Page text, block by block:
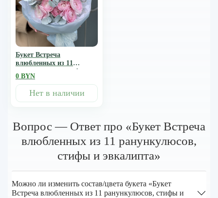
Букет Встреча
влюбленных из 11
ранункулюсов, стифы и
эвкалипта
0 BYN
Нет в наличии
Вопрос — Ответ про «Букет Встреча
влюбленных из 11 ранункулюсов,
стифы и эвкалипта»
Можно ли изменить состав/цвета букета «Букет
Встреча влюбленных из 11 ранункулюсов, стифы и